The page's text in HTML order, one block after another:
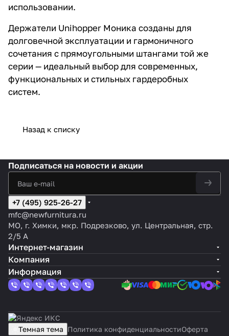
использовании.
Держатели Unihopper Моника созданы для
долговечной эксплуатации и гармоничного
сочетания с прямоугольными штангами той же
серии — идеальный выбор для современных,
функциональных и стильных гардеробных
систем.
Назад к списку
Подписаться на новости и акции
+7 (495) 925-26-27
mfc@newfurnitura.ru
МО, г. Химки, мкр. Подрезково, ул. Центральная, стр.
2/5 А
Интернет-магазин
Компания
Информация
Темная тема Политика конфиденциальностиОферта